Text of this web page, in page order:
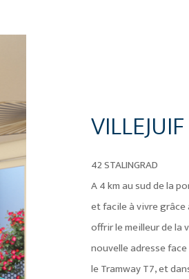
42 STALINGRAD
A 4 km au sud de la
et facile à vivre
offrir le meilleur de la
nouvelle adresse
le Tramway T7, et